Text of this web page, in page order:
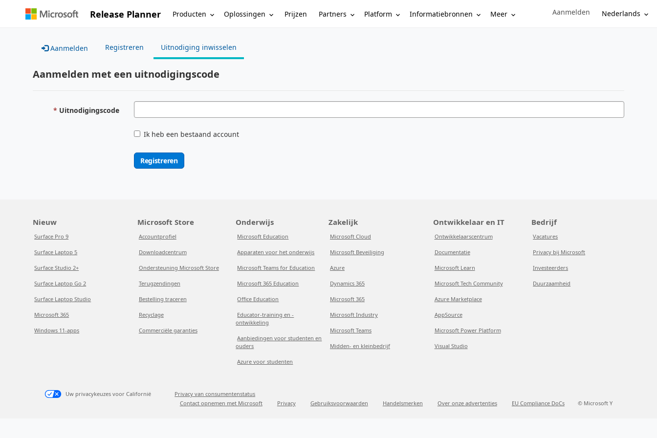
Release Planner Producten Oplossingen Prijzen Partners Platform Informatiebronnen Meer Sign in to your account
Aanmelden Nederlands
Aanmelden Registreren Uitnodiging inwisselen
Aanmelden met een uitnodigingscode
Uitnodigingscode
Ik heb een bestaand account
Registreren
Nieuw
Surface Pro 9
Surface Laptop 5
Surface Studio 2+
Surface Laptop Go 2
Surface Laptop Studio
Microsoft 365
Windows 11-apps
Microsoft Store
Accountprofiel
Downloadcentrum
Ondersteuning Microsoft Store
Terugzendingen
Bestelling traceren
Recyclage
Commerciële garanties
Onderwijs
Microsoft Education
Apparaten voor het onderwijs
Microsoft Teams for Education
Microsoft 365 Education
Office Education
Educator-training en -
ontwikkeling
Aanbiedingen voor studenten en
ouders
Azure voor studenten
Zakelijk
Microsoft Cloud
Microsoft Beveiliging
Azure
Dynamics 365
Microsoft 365
Microsoft Industry
Microsoft Teams
Midden- en kleinbedrijf
Ontwikkelaar en IT
Ontwikkelaarscentrum
Documentatie
Microsoft Learn
Microsoft Tech Community
Azure Marketplace
AppSource
Microsoft Power Platform
Visual Studio
Bedrijf
Vacatures
Privacy bij Microsoft
Investeerders
Duurzaamheid
Uw privacykeuzes voor Californië
Privacy van consumentenstatus
Contact opnemen met Microsoft
Privacy Gebruiksvoorwaarden Handelsmerken Over onze advertenties EU Compliance DoCs © Microsoft Y